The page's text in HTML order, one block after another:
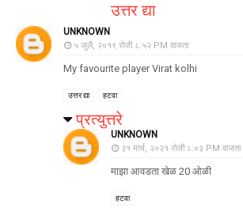
उत्तर द्या
UNKNOWN
५ जुलै, २०१९ रोजी ८:५२ PM वाजता
My favourite player Virat kolhi
उत्तर द्या हटवा
प्रत्युत्तरे
UNKNOWN
३१ मार्च, २०२१ रोजी ८:०३ PM वाजता
माझा आवडता खेळ 20 ओळी
हटवा